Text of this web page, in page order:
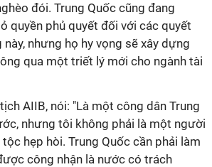
đói. Trung Quốc cũng đang
quyền phủ quyết đối với các quyết
này, nhưng họ hy vọng sẽ xây dựng
qua một triết lý mới cho ngành tài
AIIB, nói: "Là một công dân Trung
nhưng tôi không phải là một người
hẹp hòi. Trung Quốc cần phải làm
công nhận là nước có trách